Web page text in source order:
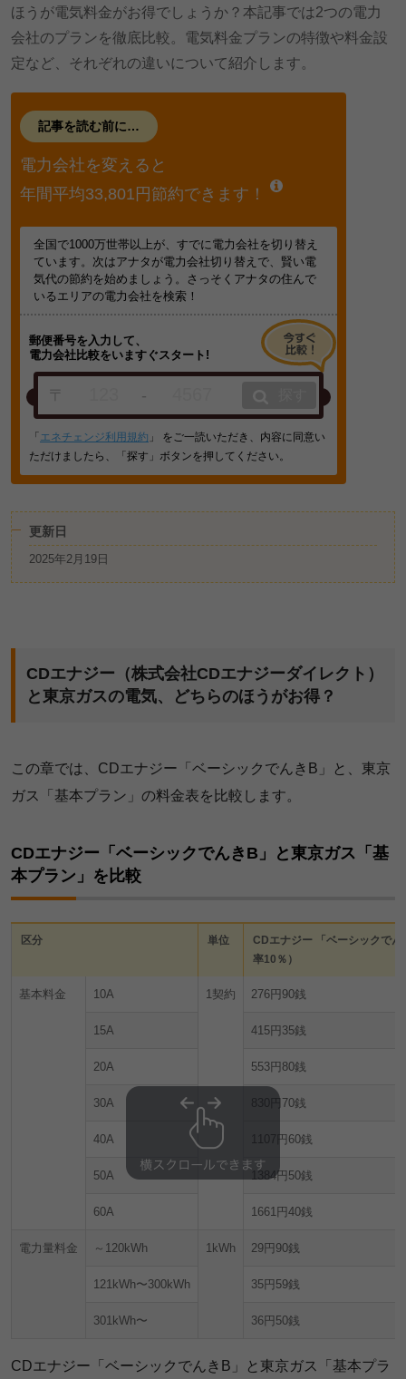
ほうが電気料金がお得でしょうか？本記事では2つの電力
会社のプランを徹底比較。電気料金プランの特徴や料金設
定など、それぞれの違いについて紹介します。
記事を読む前に…
電力会社を変えると
年間平均33,801円節約できます！
全国で1000万世帯以上が、すでに電力会社を切り替え
ています。次はアナタが電力会社切り替えで、賢い電
気代の節約を始めましょう。さっそくアナタの住んで
いるエリアの電力会社を検索！
郵便番号を入力して、
電力会社比較をいますぐスタート!
〒 -
「 エネチェンジ利用規約 」 をご一読いただき、内容に同意い
ただけましたら、「探す」ボタンを押してください。
更新日
2025年2月19日
CDエナジー（株式会社CDエナジーダイレクト）
と東京ガスの電気、どちらのほうがお得？
この章では、CDエナジー「ベーシックでんきB」と、東京
ガス「基本プラン」の料金表を比較します。
CDエナジー「ベーシックでんきB」と東京ガス「基
本プラン」を比較
区分 単位
CDエナジー 「ベーシックで
率10％）
基本料金 10A 1契約 276円90銭
15A 415円35銭
20A 553円80銭
30A 830円70銭
40A 1107円60銭
50A 1384円50銭
60A 1661円40銭
電力量料金 ～120kWh 1kWh 29円90銭
121kWh〜300kWh 35円59銭
301kWh〜 36円50銭
CDエナジー「ベーシックでんきB」と東京ガス「基本プラ